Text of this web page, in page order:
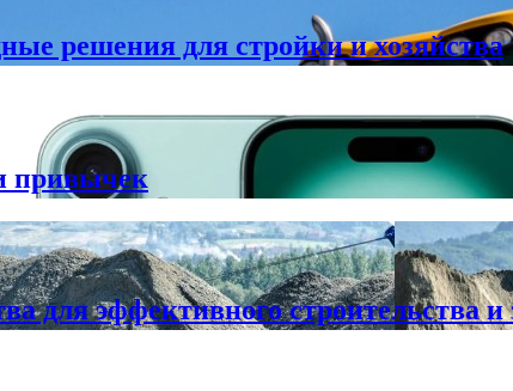
решения для стройки и хозяйства
привычек
для эффективного строительства